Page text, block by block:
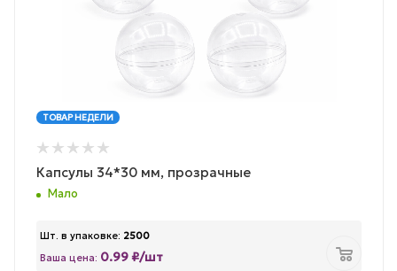
ТОВАР НЕДЕЛИ
Капсулы 34*30 мм, прозрачные
Мало
Шт. в упаковке: 2500
Ваша цена: 0.99 ₽/шт